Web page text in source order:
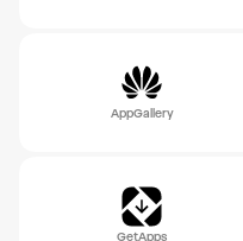
AppGallery
GetApps